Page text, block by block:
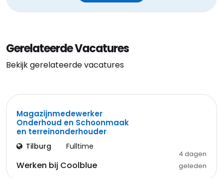
Gerelateerde Vacatures
Bekijk gerelateerde vacatures
Magazijnmedewerker
Onderhoud en Schoonmaak
en terreinonderhouder
Tilburg Fulltime
Werken bij Coolblue
4 dagen
geleden